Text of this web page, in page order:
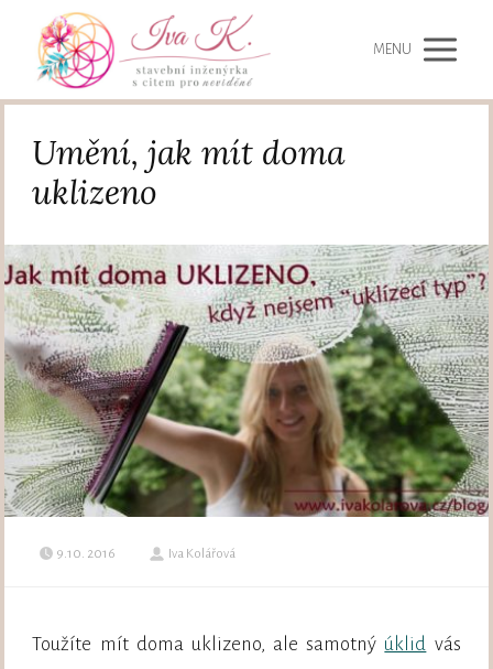
MENU
Umění, jak mít doma
uklizeno
9.10. 2016 Iva Kolářová
Toužíte mít doma uklizeno, ale samotný úklid vás